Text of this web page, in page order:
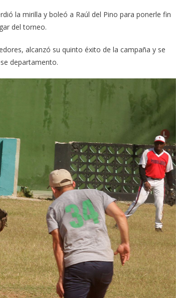
la mirilla y boleó a Raúl del Pino para ponerle fin
del torneo.
alcanzó su quinto éxito de la campaña y se
departamento.